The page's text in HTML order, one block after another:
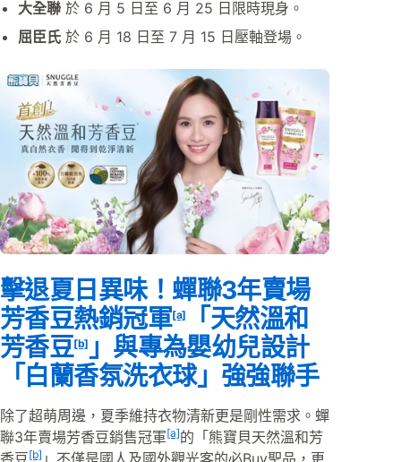
大全聯 於 6 月 5 日至 6 月 25 日限時現身。
屈臣氏 於 6 月 18 日至 7 月 15 日壓軸登場。
擊退夏日異味！蟬聯3年賣場
芳香豆熱銷冠軍[a]
「天然溫和
芳香豆[b]」與專為嬰幼兒設計
「白蘭香氛洗衣球」強強聯手
除了超萌周邊，夏季維持衣物清新更是剛性需求。蟬
聯3年賣場芳香豆銷售冠軍[a]的「熊寶貝天然溫和芳
香豆[b] 」不僅是國人及國外觀光客的必Buy聖品，更